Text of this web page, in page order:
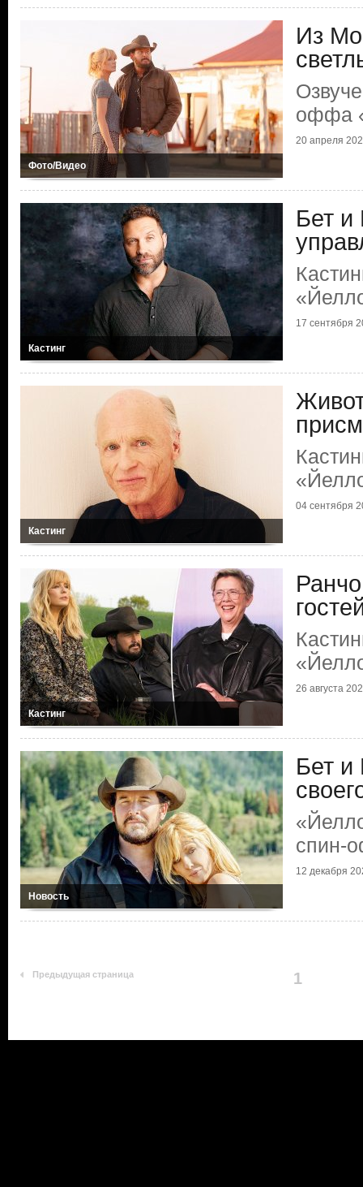
Фото/Видео
Из
оффа
20 апреля
Кастинг
Бет
17 сентября
Кастинг
04 сентября
Кастинг
26 августа
Новость
Бет и
спин-
12 декабря
Предыдущая страница 1